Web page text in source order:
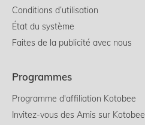
Conditions d’utilisation
État du système
Faites de la publicité avec nous
Programmes
Programme d'affiliation Kotobee
Invitez-vous des Amis sur Kotobee